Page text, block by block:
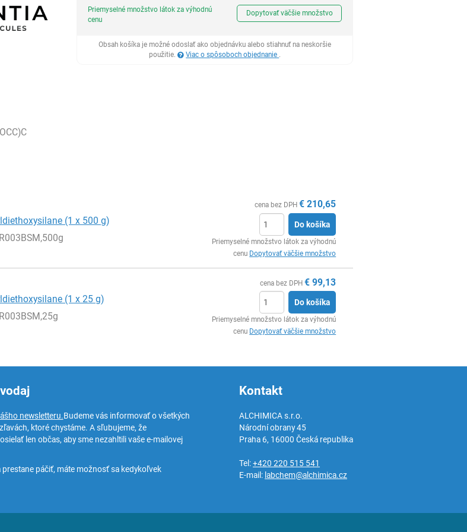
Ks
Priemyselné množstvo látok za výhodnú
cenu
Dopytovať väčšie množstvo
Obsah košíka je možné odoslať ako objednávku alebo stiahnuť na neskoršie
použitie.
Viac o spôsoboch objednanie .
(1 x 500 g)
cena bez DPH € 210,65
Do košíka
Priemyselné množstvo látok za výhodnú
cenu Dopytovať väčšie množstvo
(1 x 25 g)
cena bez DPH € 99,13
Do košíka
Priemyselné množstvo látok za výhodnú
cenu Dopytovať väčšie množstvo
newsletteru.Budeme vás informovať o všetkých
ktoré chystáme. A sľubujeme, že
len občas, aby sme nezahltili vaše e-mailovej
páčiť, máte možnosť sa kedykoľvek
Kontakt
ALCHIMICA s.r.o.
Národní obrany 45
Praha 6, 16000 Česká republika
Tel:+420 220 515 541
E-mail: labchem@alchimica.cz